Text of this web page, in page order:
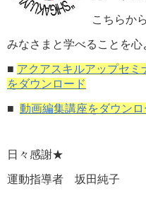
こちらか
みなさまと学べることを
■ アクアスキルアップセ
をダウンロード
■ 動画編集講座をダウンロ
日々感謝★
運動指導者 坂田純子